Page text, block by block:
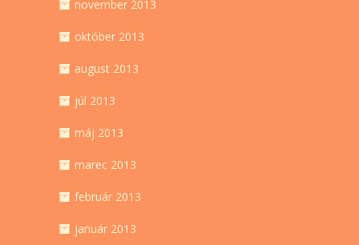
november 2013
október 2013
august 2013
júl 2013
máj 2013
marec 2013
február 2013
január 2013